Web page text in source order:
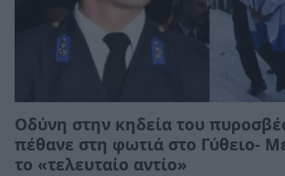
Οδύνη στην κηδεία του
πέθανε στη φωτιά στο Γύθειο-
το «τελευταίο αντίο»